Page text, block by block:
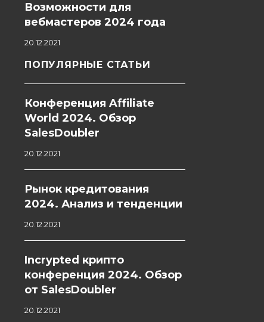
Возможности для
вебмастеров 2024 года
20.12.2021
ПОПУЛЯРНЫЕ СТАТЬИ
Конференция Affiliate
World 2024. Обзор
SalesDoubler
20.12.2021
Рынок кредитования
2024. Анализ и тенденции
20.12.2021
Incrypted крипто
конференция 2024. Обзор
от SalesDoubler
20.12.2021